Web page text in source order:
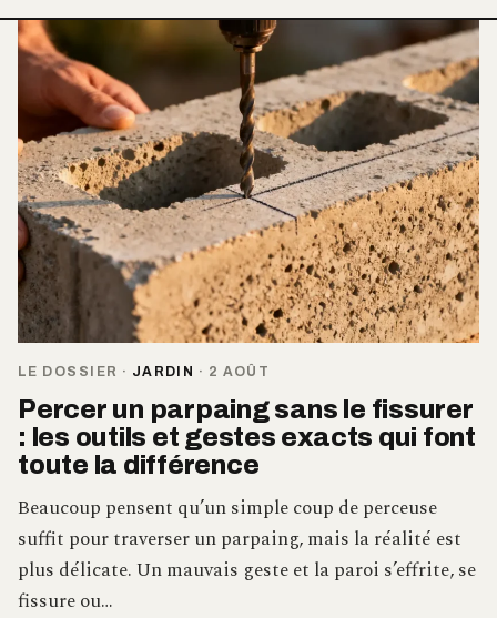
LE DOSSIER · JARDIN · 2 AOÛT
Percer un parpaing sans le fissurer
: les outils et gestes exacts qui font
toute la différence
Beaucoup pensent qu’un simple coup de perceuse
suffit pour traverser un parpaing, mais la réalité est
plus délicate. Un mauvais geste et la paroi s’effrite, se
fissure ou…